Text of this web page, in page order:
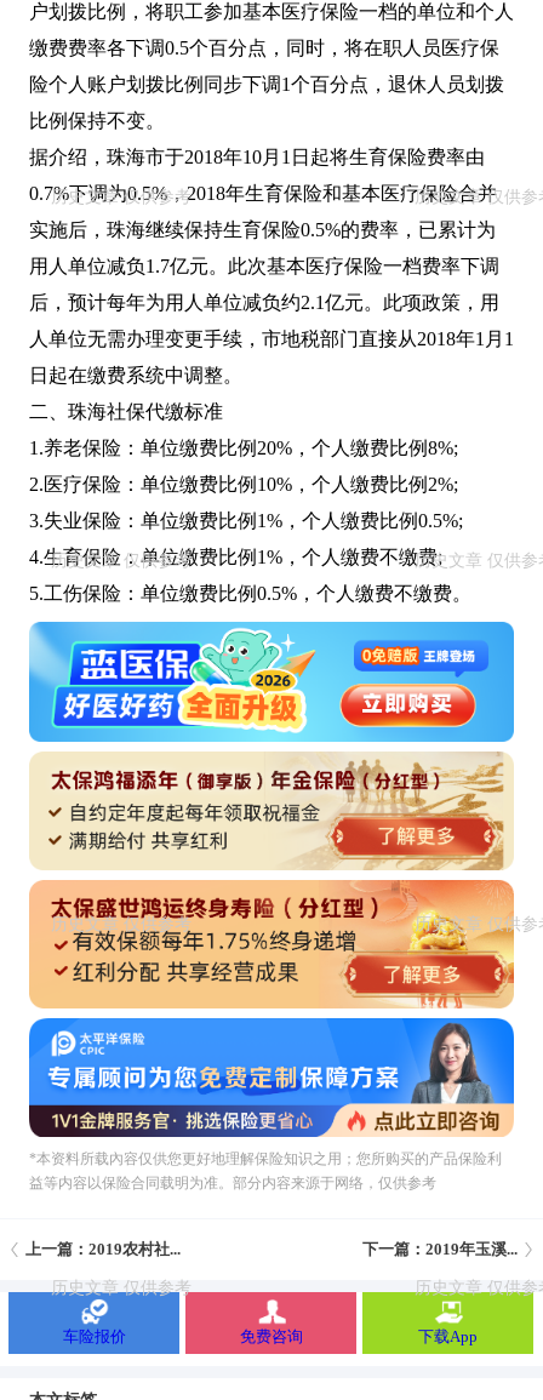
户划拨比例，将职工参加基本医疗保险一档的单位和个人
缴费费率各下调0.5个百分点，同时，将在职人员医疗保
险个人账户划拨比例同步下调1个百分点，退休人员划拨
比例保持不变。
据介绍，珠海市于2018年10月1日起将生育保险费率由
0.7%下调为0.5%，2018年生育保险和基本医疗保险合并
实施后，珠海继续保持生育保险0.5%的费率，已累计为
用人单位减负1.7亿元。此次基本医疗保险一档费率下调
后，预计每年为用人单位减负约2.1亿元。此项政策，用
人单位无需办理变更手续，市地税部门直接从2018年1月1
日起在缴费系统中调整。
二、珠海社保代缴标准
1.养老保险：单位缴费比例20%，个人缴费比例8%;
2.医疗保险：单位缴费比例10%，个人缴费比例2%;
3.失业保险：单位缴费比例1%，个人缴费比例0.5%;
4.生育保险：单位缴费比例1%，个人缴费不缴费;
5.工伤保险：单位缴费比例0.5%，个人缴费不缴费。
*本资料所载內容仅供您更好地理解保险知识之用；您所购买的产品保险利
益等内容以保险合同载明为准。部分内容来源于网络，仅供参考
上一篇：2019农村社... 下一篇：2019年玉溪...
车险报价 免费咨询 下载App